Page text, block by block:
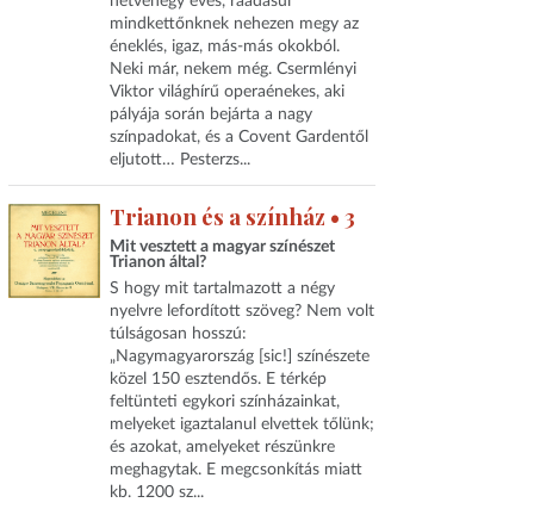
mindkettőnknek nehezen megy az
éneklés, igaz, más-más okokból.
Neki már, nekem még. Csermlényi
Viktor világhírű operaénekes, aki
pályája során bejárta a nagy
színpadokat, és a Covent Gardentől
eljutott… Pesterzs...
Trianon és a színház • 3
Mit vesztett a magyar színészet
Trianon által?
S hogy mit tartalmazott a négy
nyelvre lefordított szöveg? Nem volt
túlságosan hosszú:
„Nagymagyarország [sic!] színészete
közel 150 esztendős. E térkép
feltünteti egykori színházainkat,
melyeket igaztalanul elvettek tőlünk;
és azokat, amelyeket részünkre
meghagytak. E megcsonkítás miatt
kb. 1200 sz...